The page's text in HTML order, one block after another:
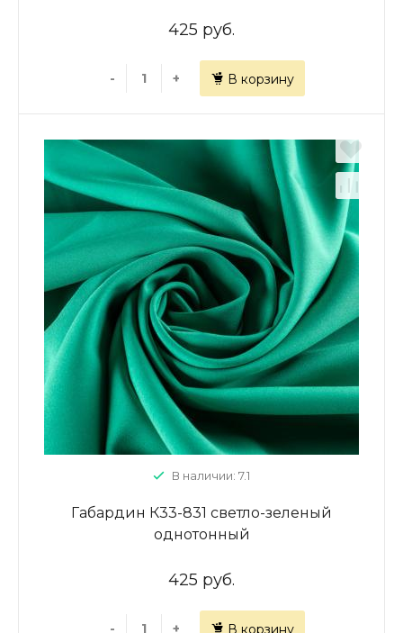
425 руб.
- + В корзину
В наличии: 7.1
Габардин К33-831 светло-зеленый
однотонный
425 руб.
- + В корзину